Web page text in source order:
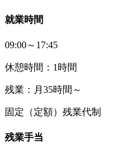
就業時間
09:00～17:45
休憩時間：1時間
残業：月35時間～
固定（定額）残業代制
残業手当